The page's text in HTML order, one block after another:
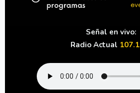
Señal en vivo:
Radio Actual 107.1